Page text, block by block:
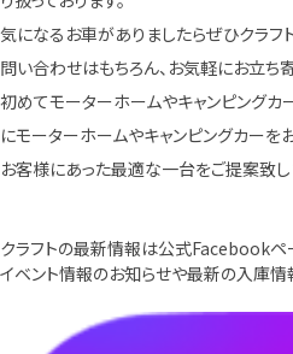
気になるお車がありましたらぜひクラフ
問い合わせはもちろん、お気軽にお立ち
初めてモーターホームやキャンピングカ
にモーターホームやキャンピングカー
お客様にあった最適な一台をご提案致し
クラフトの最新情報は公式Facebookペ
イベント情報のお知らせや最新の入庫情